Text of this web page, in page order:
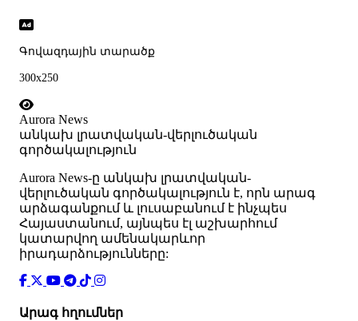
Գովազդային տարածք
300x250
Aurora News
անկախ լրատվական-վերլուծական
գործակալություն
Аurora News-ը անկախ լրատվական-
վերլուծական գործակալություն է, որն արագ
արձագանքում և լուսաբանում է ինչպես
Հայաստանում, այնպես էլ աշխարհում
կատարվող ամենակարևոր
իրադարձությունները:
Արագ հղումներ